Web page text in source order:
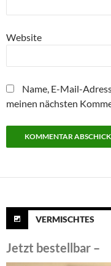
Website
Name, E-Mail-
meinen nächsten
VERMISCHTES
Jetzt bestellbar –